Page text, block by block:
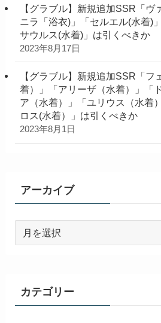
【グラブル】新規追加SSR「ヴ
ニラ「浴衣)」「セルエル(水着)
サウルス(水着)」は引くべきか
2023年8月17日
【グラブル】新規追加SSR「フ
着）」「アリーザ（水着）」「
ア（水着）」「ユリウス（水着
ロス(水着）」は引くべきか
2023年8月1日
アーカイブ
カテゴリー